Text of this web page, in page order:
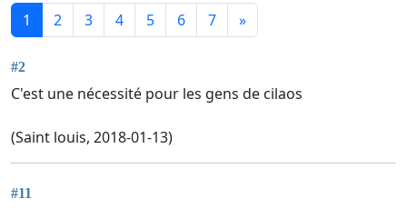
1 2 3 4 5 6 7 »
#2
C'est une nécessité pour les gens de cilaos
(Saint louis, 2018-01-13)
#11